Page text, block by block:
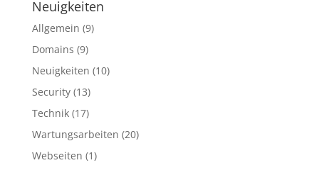
Neuigkeiten
Allgemein (9)
Domains (9)
Neuigkeiten (10)
Security(13)
Technik(17)
Wartungsarbeiten (20)
Webseiten (1)